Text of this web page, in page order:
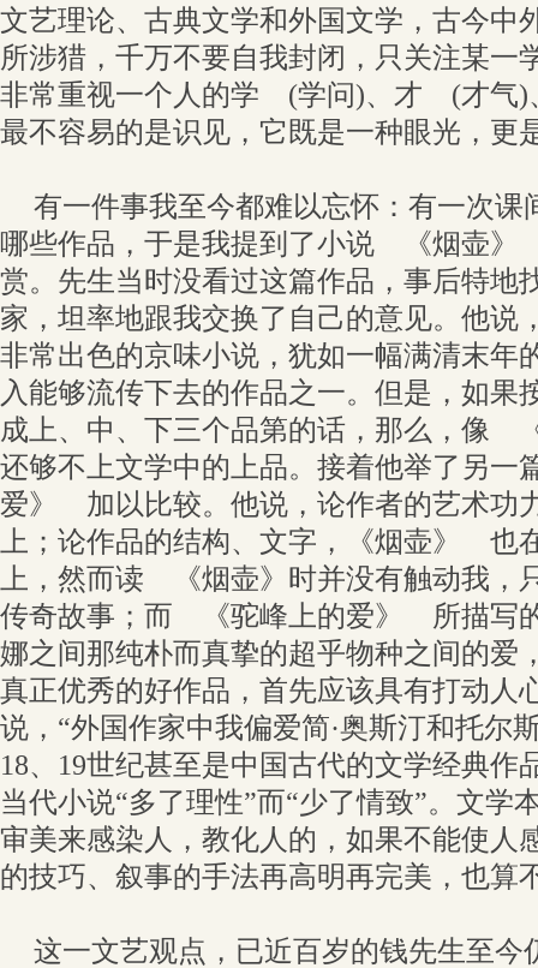
文艺理论、古典文学和外国文学，古今中
所涉猎，千万不要自我封闭，只关注某一
非常重视一个人的学 (学问)、才 (才气
最不容易的是识见，它既是一种眼光，更
有一件事我至今都难以忘怀：有一次课
哪些作品，于是我提到了小说 《烟壶》
赏。先生当时没看过这篇作品，事后特地
家，坦率地跟我交换了自己的意见。他
非常出色的京味小说，犹如一幅满清末年
入能够流传下去的作品之一。但是，如果
成上、中、下三个品第的话，那么，像
还够不上文学中的上品。接着他举了另
爱》 加以比较。他说，论作者的艺术功
上；论作品的结构、文字，《烟壶》
上，然而读 《烟壶》时并没有触动我，
传奇故事；而 《驼峰上的爱》 所描写
娜之间那纯朴而真挚的超乎物种之间的爱
真正优秀的好作品，首先应该具有打动人
说，“外国作家中我偏爱简·奥斯汀和托尔
18、19世纪甚至是中国古代的文学经典作
当代小说“多了理性”而“少了情致”。文学
审美来感染人，教化人的，如果不能使人
的技巧、叙事的手法再高明再完美，也算
这一文艺观点，已近百岁的钱先生至今